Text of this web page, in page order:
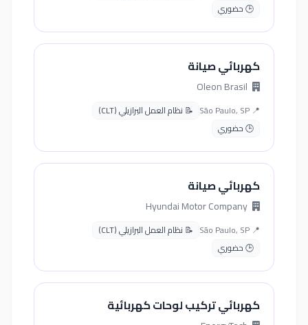
🕒 حضوري
كهربائي صيانة
📍 São Paulo, SP
📝 نظام العمل البرازيلي (CLT)
🕒 حضوري
كهربائي صيانة
📍 São Paulo, SP
📝 نظام العمل البرازيلي (CLT)
🕒 حضوري
كهربائي تركيب لوحات كهربائية